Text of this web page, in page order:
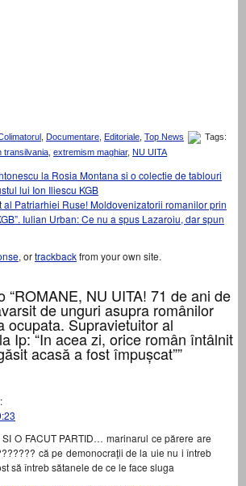
Documentare Editoriale Top News
Tags:
transilvania extremism maghiar, NU UITA
la Rosia Montana si o colectie de tablouri
lui Ion Iliescu KGB
al Patriarhiei Ruse! Moldovenizatorii romanilor prin
Iulian Urban: Ce nu a spus Lazaroiu, dar spun
, ortrackbackfrom your own site.
“ROMANE, NU UITA! 71 de ani de
de unguri asupra românilor
ocupata. Supravietuitor al
Ip: “In acea zi, orice român întâlnit
acasă a fost împușcat””
SI O FACUT PARTID… marinarul ce părere are
că pe demonocraţii de la uie nu i întreb
să întreb sătanele de ce le face sluga